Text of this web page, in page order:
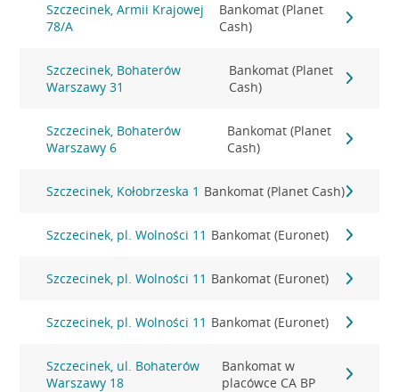
Szczecinek, Armii Krajowej
78/A
Bankomat (Planet
Cash)
Szczecinek, Bohaterów
Warszawy 31
Bankomat (Planet
Cash)
Szczecinek, Bohaterów
Warszawy 6
Bankomat (Planet
Cash)
Szczecinek, Kołobrzeska 1 Bankomat (Planet Cash)
Szczecinek, pl. Wolności 11 Bankomat (Euronet)
Szczecinek, pl. Wolności 11 Bankomat (Euronet)
Szczecinek, pl. Wolności 11 Bankomat (Euronet)
Szczecinek, ul. Bohaterów
Warszawy 18
Bankomat w
placówce CA BP